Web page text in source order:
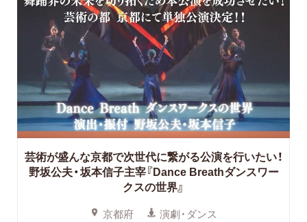
芸術が盛んな京都で次世代に繋がる公演を行いたい！
野坂公夫・坂本信子主宰『Dance Breathダンスワー
クスの世界』
京都府 演劇・ダンス